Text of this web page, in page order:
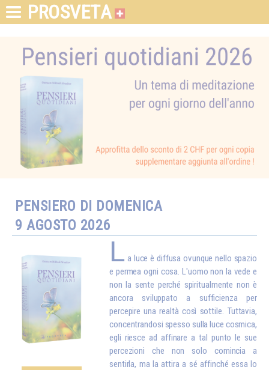
PROSVETA
PENSIERO DI DOMENICA
9 AGOSTO 2026
L a luce è diffusa ovunque nello spazio
e permea ogni cosa. L'uomo non la vede e
non la sente perché spiritualmente non è
ancora sviluppato a sufficienza per
percepire una realtà così sottile. Tuttavia,
concentrandosi spesso sulla luce cosmica,
egli riesce ad affinare a tal punto le sue
percezioni che non solo comincia a
sentirla, ma la attira a sé affinché essa lo